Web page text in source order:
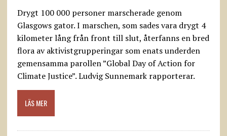
Drygt 100 000 personer marscherade genom
Glasgows gator. I marschen, som sades vara drygt 4
kilometer lång från front till slut, återfanns en bred
flora av aktivistgrupperingar som enats underden
gemensamma parollen ”Global Day of Action for
Climate Justice”. Ludvig Sunnemark rapporterar.
LÄS MER